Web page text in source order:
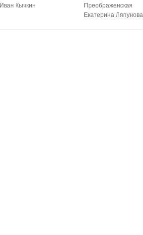
Иван Кычкин
Преображенская
Екатерина Ляпунова